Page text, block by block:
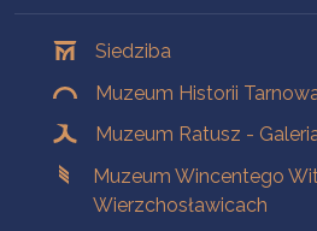
Siedziba
Muzeum Historii
Muzeum Ratusz -
Muzeum Wincentego
Wierzchosławicach